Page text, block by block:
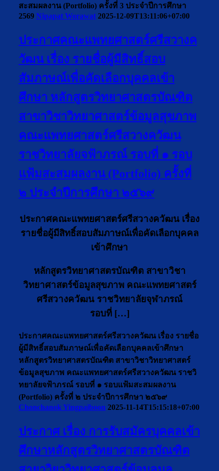
สะสมผลงาน (Portfolio) ครั้งที่ 3 ประจำปีการศึกษา
2569 Nipapat Worawat 2025-12-09T13:11:06+07:00
ประกาศคณะแพทยศาสตร์ศรีสวางค
วัฒน เรื่อง รายชื่อผู้มีสิทธิ์สอบ
สัมภาษณ์เพื่อคัดเลือกบุคคลเข้า
ศึกษา หลักสูตรวิทยาศาสตรบัณฑิต
สาขาวิชาวิทยาศาสตร์ข้อมูลสุขภาพ
คณะแพทยศาสตร์ศรีสวางควัฒน
ราชวิทยาลัยจฟ้าภรณ์ รอบที่ ๑ รอบ
แฟ้มสะสมผลงาน (Portfolio) ครั้งที่
๒ ประจำปีการศึกษา ๒๕๖๙
ประกาศคณะแพทยศาสตร์ศรีสวางควัฒน เรื่อง
รายชื่อผู้มีสิทธิ์สอบสัมภาษณ์เพื่อคัดเลือกบุคคล
เข้าศึกษา
หลักสูตรวิทยาศาสตรบัณฑิต สาขาวิชา
วิทยาศาสตร์ข้อมูลสุขภาพ คณะแพทยศาสตร์
ศรีสวางควัฒน ราชวิทยาลัยจุฬาภรณ์
รอบที่ […]
ประกาศคณะแพทยศาสตร์ศรีสวางควัฒน เรื่อง รายชื่อ
ผู้มีสิทธิ์สอบสัมภาษณ์เพื่อคัดเลือกบุคคลเข้าศึกษา
หลักสูตรวิทยาศาสตรบัณฑิต สาขาวิชาวิทยาศาสตร์
ข้อมูลสุขภาพ คณะแพทยศาสตร์ศรีสวางควัฒน ราชวิ
ทยาลัยจฟ้าภรณ์ รอบที่ ๑ รอบแฟ้มสะสมผลงาน
(Portfolio) ครั้งที่ ๒ ประจำปีการศึกษา ๒๕๖๙
Chonchanok Yingpaiboon 2025-11-14T15:15:18+07:00
ประกาศ เรื่อง การรับสมัครบุคคลเข้า
ศึกษาหลักสูตรวิทยาศาสตรบัณฑิต